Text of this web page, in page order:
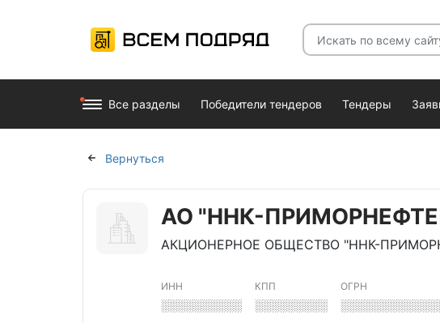
Все разделы Победители тендеров Тендеры
Вернуться
АО "ННК-
АКЦИОНЕРНОЕ ОБЩЕСТВО "ННК-
ИНН
░░░░░░░░░░
КПП
░░░░░░░░░
ОГРН